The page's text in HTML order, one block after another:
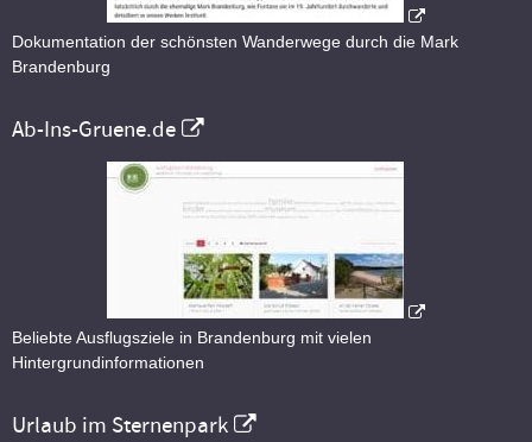
Dokumentation der schönsten Wanderwege durch die Mark
Brandenburg
Ab-Ins-Gruene.de
Beliebte Ausflugsziele in Brandenburg mit vielen
Hintergrundinformationen
Urlaub im Sternenpark